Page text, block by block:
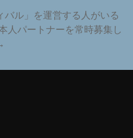
バル」を運営する人がいる
人パートナーを常時募集し